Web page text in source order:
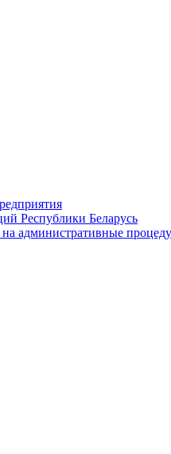
Республики Беларусь
административные